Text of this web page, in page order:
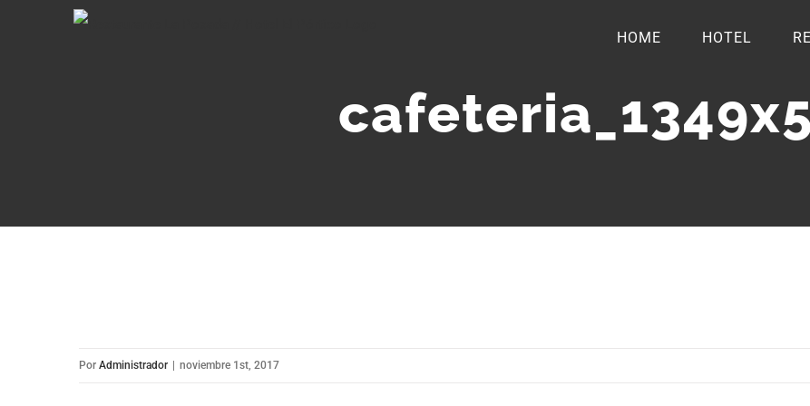
HOME HOTEL
Por Administrador noviembre 1st, 2017